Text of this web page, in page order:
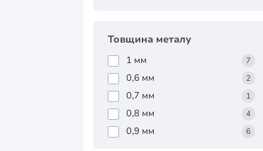
Товщина металу
1 мм 7
0,6 мм 2
0,7 мм 1
0,8 мм 4
0,9 мм 6